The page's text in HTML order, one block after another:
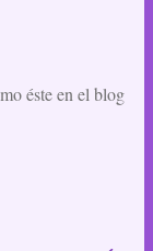
éste en el blog